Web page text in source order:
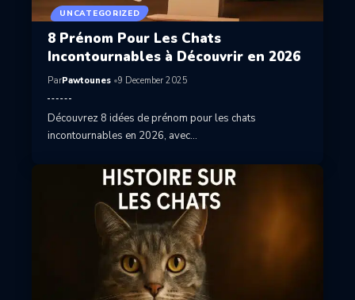
UNCATEGORIZED
8 Prénom Pour Les Chats
Incontournables à Découvrir en 2026
ParPawtounes 9 December 2025
Découvrez 8 idées de prénom pour les chats
incontournables en 2026, avec…